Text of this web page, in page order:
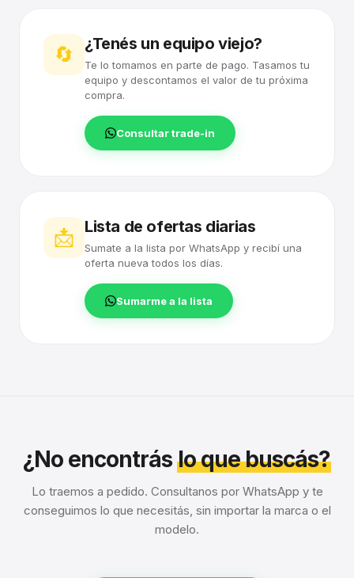
🔄 ¿Tenés un equipo viejo?
Te lo tomamos en parte de pago. Tasamos tu
equipo y descontamos el valor de tu próxima
compra.
Consultar trade-in
📩 Lista de ofertas diarias
Sumate a la lista por WhatsApp y recibí una
oferta nueva todos los días.
Sumarme a la lista
¿No encontráslo que buscás?
Lo traemos a pedido. Consultanos por WhatsApp y te
conseguimos lo que necesitás, sin importar la marca o el
modelo.